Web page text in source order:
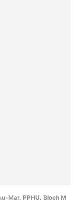
Mar. PPHU. Błoch M